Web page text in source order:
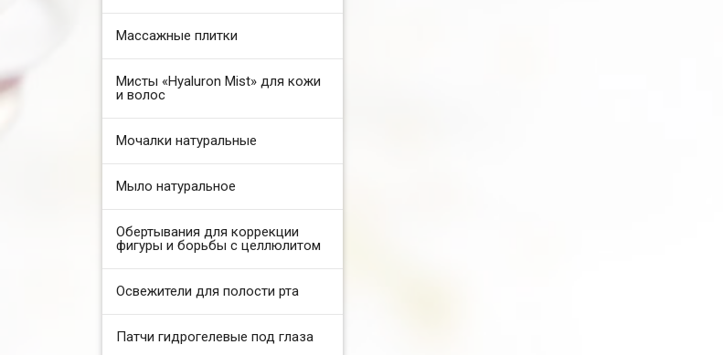
Массажные плитки
Мисты «Hyaluron Mist» для кожи
и волос
Мочалки натуральные
Мыло натуральное
Обертывания для коррекции
фигуры и борьбы с целлюлитом
Освежители для полости рта
Патчи гидрогелевые под глаза